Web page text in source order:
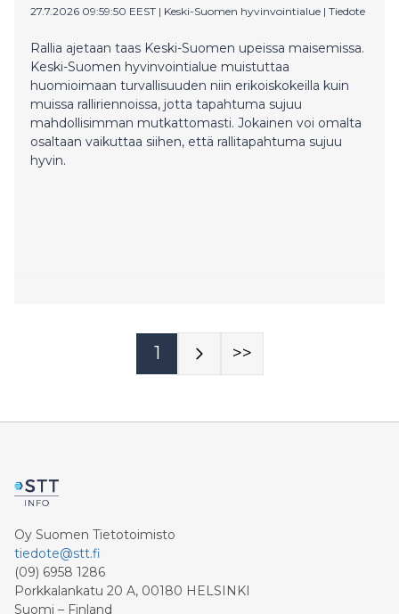
27.7.2026 09:59:50 EEST | Keski-Suomen hyvinvointialue | Tiedote
Rallia ajetaan taas Keski-Suomen upeissa maisemissa.
Keski-Suomen hyvinvointialue muistuttaa
huomioimaan turvallisuuden niin erikoiskokeilla kuin
muissa ralliriennoissa, jotta tapahtuma sujuu
mahdollisimman mutkattomasti. Jokainen voi omalta
osaltaan vaikuttaa siihen, että rallitapahtuma sujuu
hyvin.
1 >>
Oy Suomen Tietotoimisto
tiedote@stt.fi
(09) 6958 1286
Porkkalankatu 20 A, 00180 HELSINKI
Suomi – Finland